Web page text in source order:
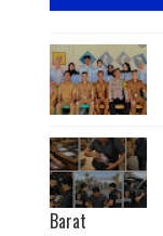
Barat